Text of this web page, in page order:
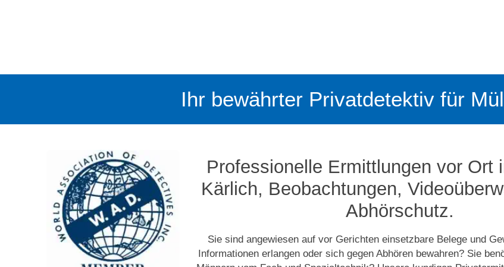
Ihr bewährter Privatdetektiv für
Professionelle Ermittlungen vor Ort
Kärlich, Beobachtungen,
Abhörschutz.
Sie sind angewiesen auf vor Gerichten einsetzbare Belege und
Informationen erlangen oder sich gegen Abhören bewahren? Sie